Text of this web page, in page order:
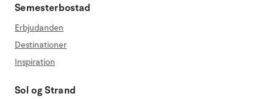
Semesterbostad
Erbjudanden
Destinationer
Inspiration
Sol og Strand